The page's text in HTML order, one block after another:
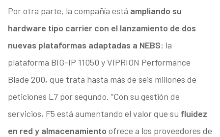
Por otra parte, la compañía está ampliando su
hardware tipo carrier con el lanzamiento de dos
nuevas plataformas adaptadas a NEBS: la
plataforma BIG-IP 11050 y VIPRION Performance
Blade 200, que trata hasta más de seis millones de
peticiones L7 por segundo. “Con su gestión de
servicios, F5 está aumentando el valor que su fluidez
en red y almacenamiento ofrece a los proveedores de